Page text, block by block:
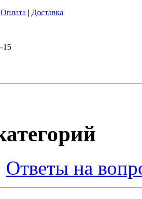
Оплата | Доставка
15
Ответы на